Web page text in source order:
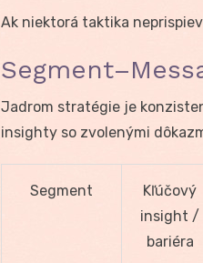
Ak niektorá taktika
Jadrom stratégie je
insighty so zvolenými
Segment
Kľúčový
insight /
bariéra